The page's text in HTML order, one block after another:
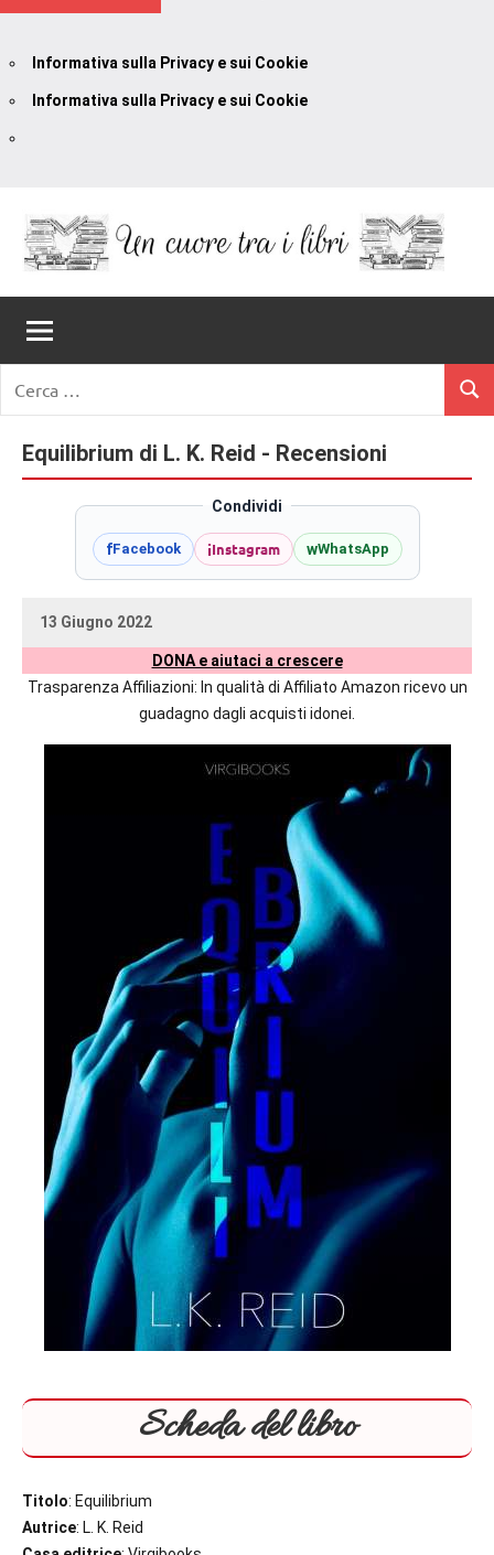
Informativa sulla Privacy e sui Cookie
Informativa sulla Privacy e sui Cookie
contenuto
Un
Cuore
Tra
I
Libri
romanzi
romance
e
non
solo.
prossime
editoriali
maggiori
per:
Equilibrium di L. K. Reid - Recensioni
Condividi
fFacebook iInstagram wWhatsApp
13 Giugno 2022
uctil_user
Nessun
DONA e aiutaci a crescere
Trasparenza Affiliazioni: In qualità di Affiliato Amazon ricevo un
guadagno dagli acquisti idonei.
Scheda del libro
Titolo: Equilibrium
Autrice: L. K. Reid